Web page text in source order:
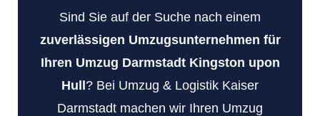
Sind Sie auf der Suche nach einem
zuverlässigen Umzugsunternehmen für
Ihren Umzug Darmstadt Kingston upon
Hull ? Bei Umzug & Logistik Kaiser
Darmstadt machen wir Ihren Umzug